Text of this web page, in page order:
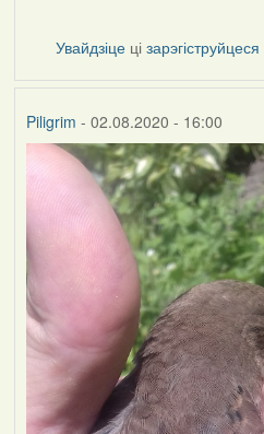
LightyУвайдзіце цізарэгіструйцеся
Piligrim - 02.08.2020 - 16:00